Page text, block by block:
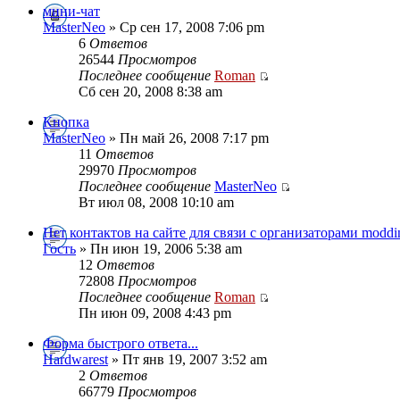
мини-чат
MasterNeo » Ср сен 17, 2008 7:06 pm
6 Ответов
26544 Просмотров
Последнее сообщение Roman
Сб сен 20, 2008 8:38 am
Кнопка
MasterNeo » Пн май 26, 2008 7:17 pm
11 Ответов
29970 Просмотров
Последнее сообщение MasterNeo
Вт июл 08, 2008 10:10 am
Нет контактов на сайте для связи с организаторами
Гость » Пн июн 19, 2006 5:38 am
12 Ответов
72808 Просмотров
Последнее сообщение Roman
Пн июн 09, 2008 4:43 pm
Форма быстрого ответа...
Hardwarest » Пт янв 19, 2007 3:52 am
2 Ответов
66779 Просмотров